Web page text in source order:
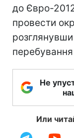
до Євро-
провести
розглянувши
Не
Или